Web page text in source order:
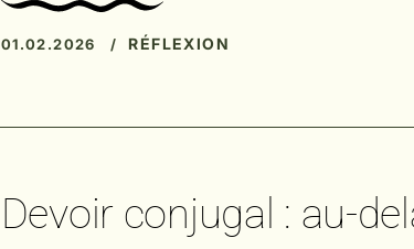
01.02.2026 / RÉFLEXION
Devoir conjugal : au-